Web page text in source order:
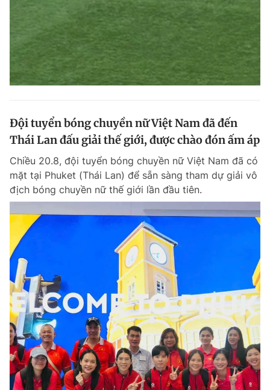
Đội tuyển bóng chuyền nữ Việt Nam đã đến
Thái Lan đấu giải thế giới, được chào đón ấm áp
Chiều 20.8, đội tuyển bóng chuyền nữ Việt Nam đã có
mặt tại Phuket (Thái Lan) để sẵn sàng tham dự giải vô
địch bóng chuyền nữ thế giới lần đầu tiên.